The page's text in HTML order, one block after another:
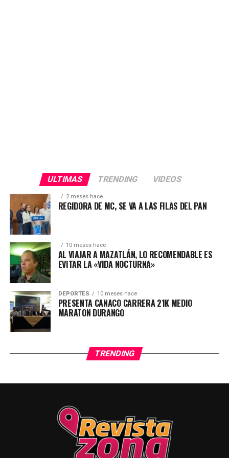
ULTIMAS TRENDING VIDEOS
2 meses hace
REGIDORA DE MC, SE VA A LAS FILAS DEL PAN
10 meses hace
AL VIAJAR A MAZATLÁN, LO RECOMENDABLE ES
EVITAR LA «VIDA NOCTURNA»
DEPORTES 10 meses hace
PRESENTA CANACO CARRERA 21K MEDIO
MARATON DURANGO
TRENDING